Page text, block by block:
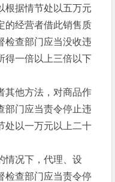
根据情节处以五万元
的经营者借此销售质
检查部门应当没收违
得一倍以上三倍以下
他方法，对商品作
部门应当责令停止违
处以一万元以上二十
情况下，代理、设
检查部门应当责令停